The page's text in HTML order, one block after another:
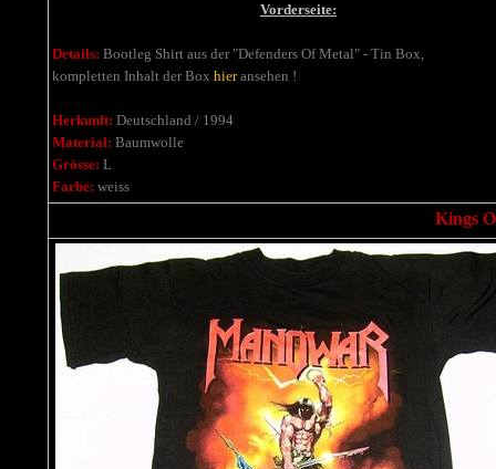
Vorderseite:
Details: Bootleg Shirt aus der "Defenders Of Metal" - Tin Box,
kompletten Inhalt der Box hieransehen !
Herkunft: Deutschland / 1994
Material: Baumwolle
Grösse: L
Farbe: weiss
Kings